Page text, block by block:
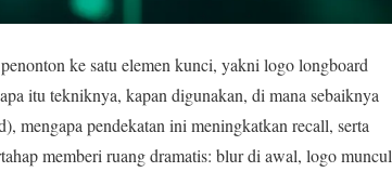
ke satu elemen kunci, yakni logo longboard
itu tekniknya, kapan digunakan, di mana sebaiknya
mengapa pendekatan ini meningkatkan recall, serta
memberi ruang dramatis: blur di awal, logo muncul